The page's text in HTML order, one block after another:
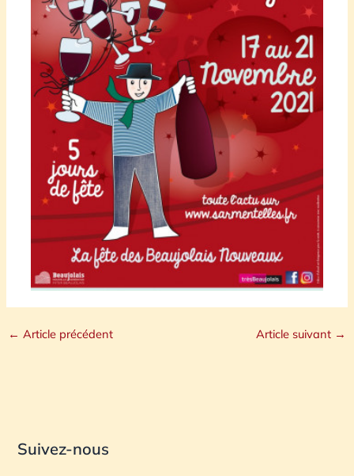
← Article précédent Article suivant →
Suivez-nous